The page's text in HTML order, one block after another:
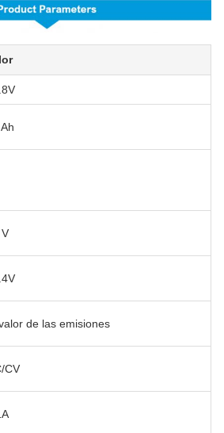
de las emisiones
CV